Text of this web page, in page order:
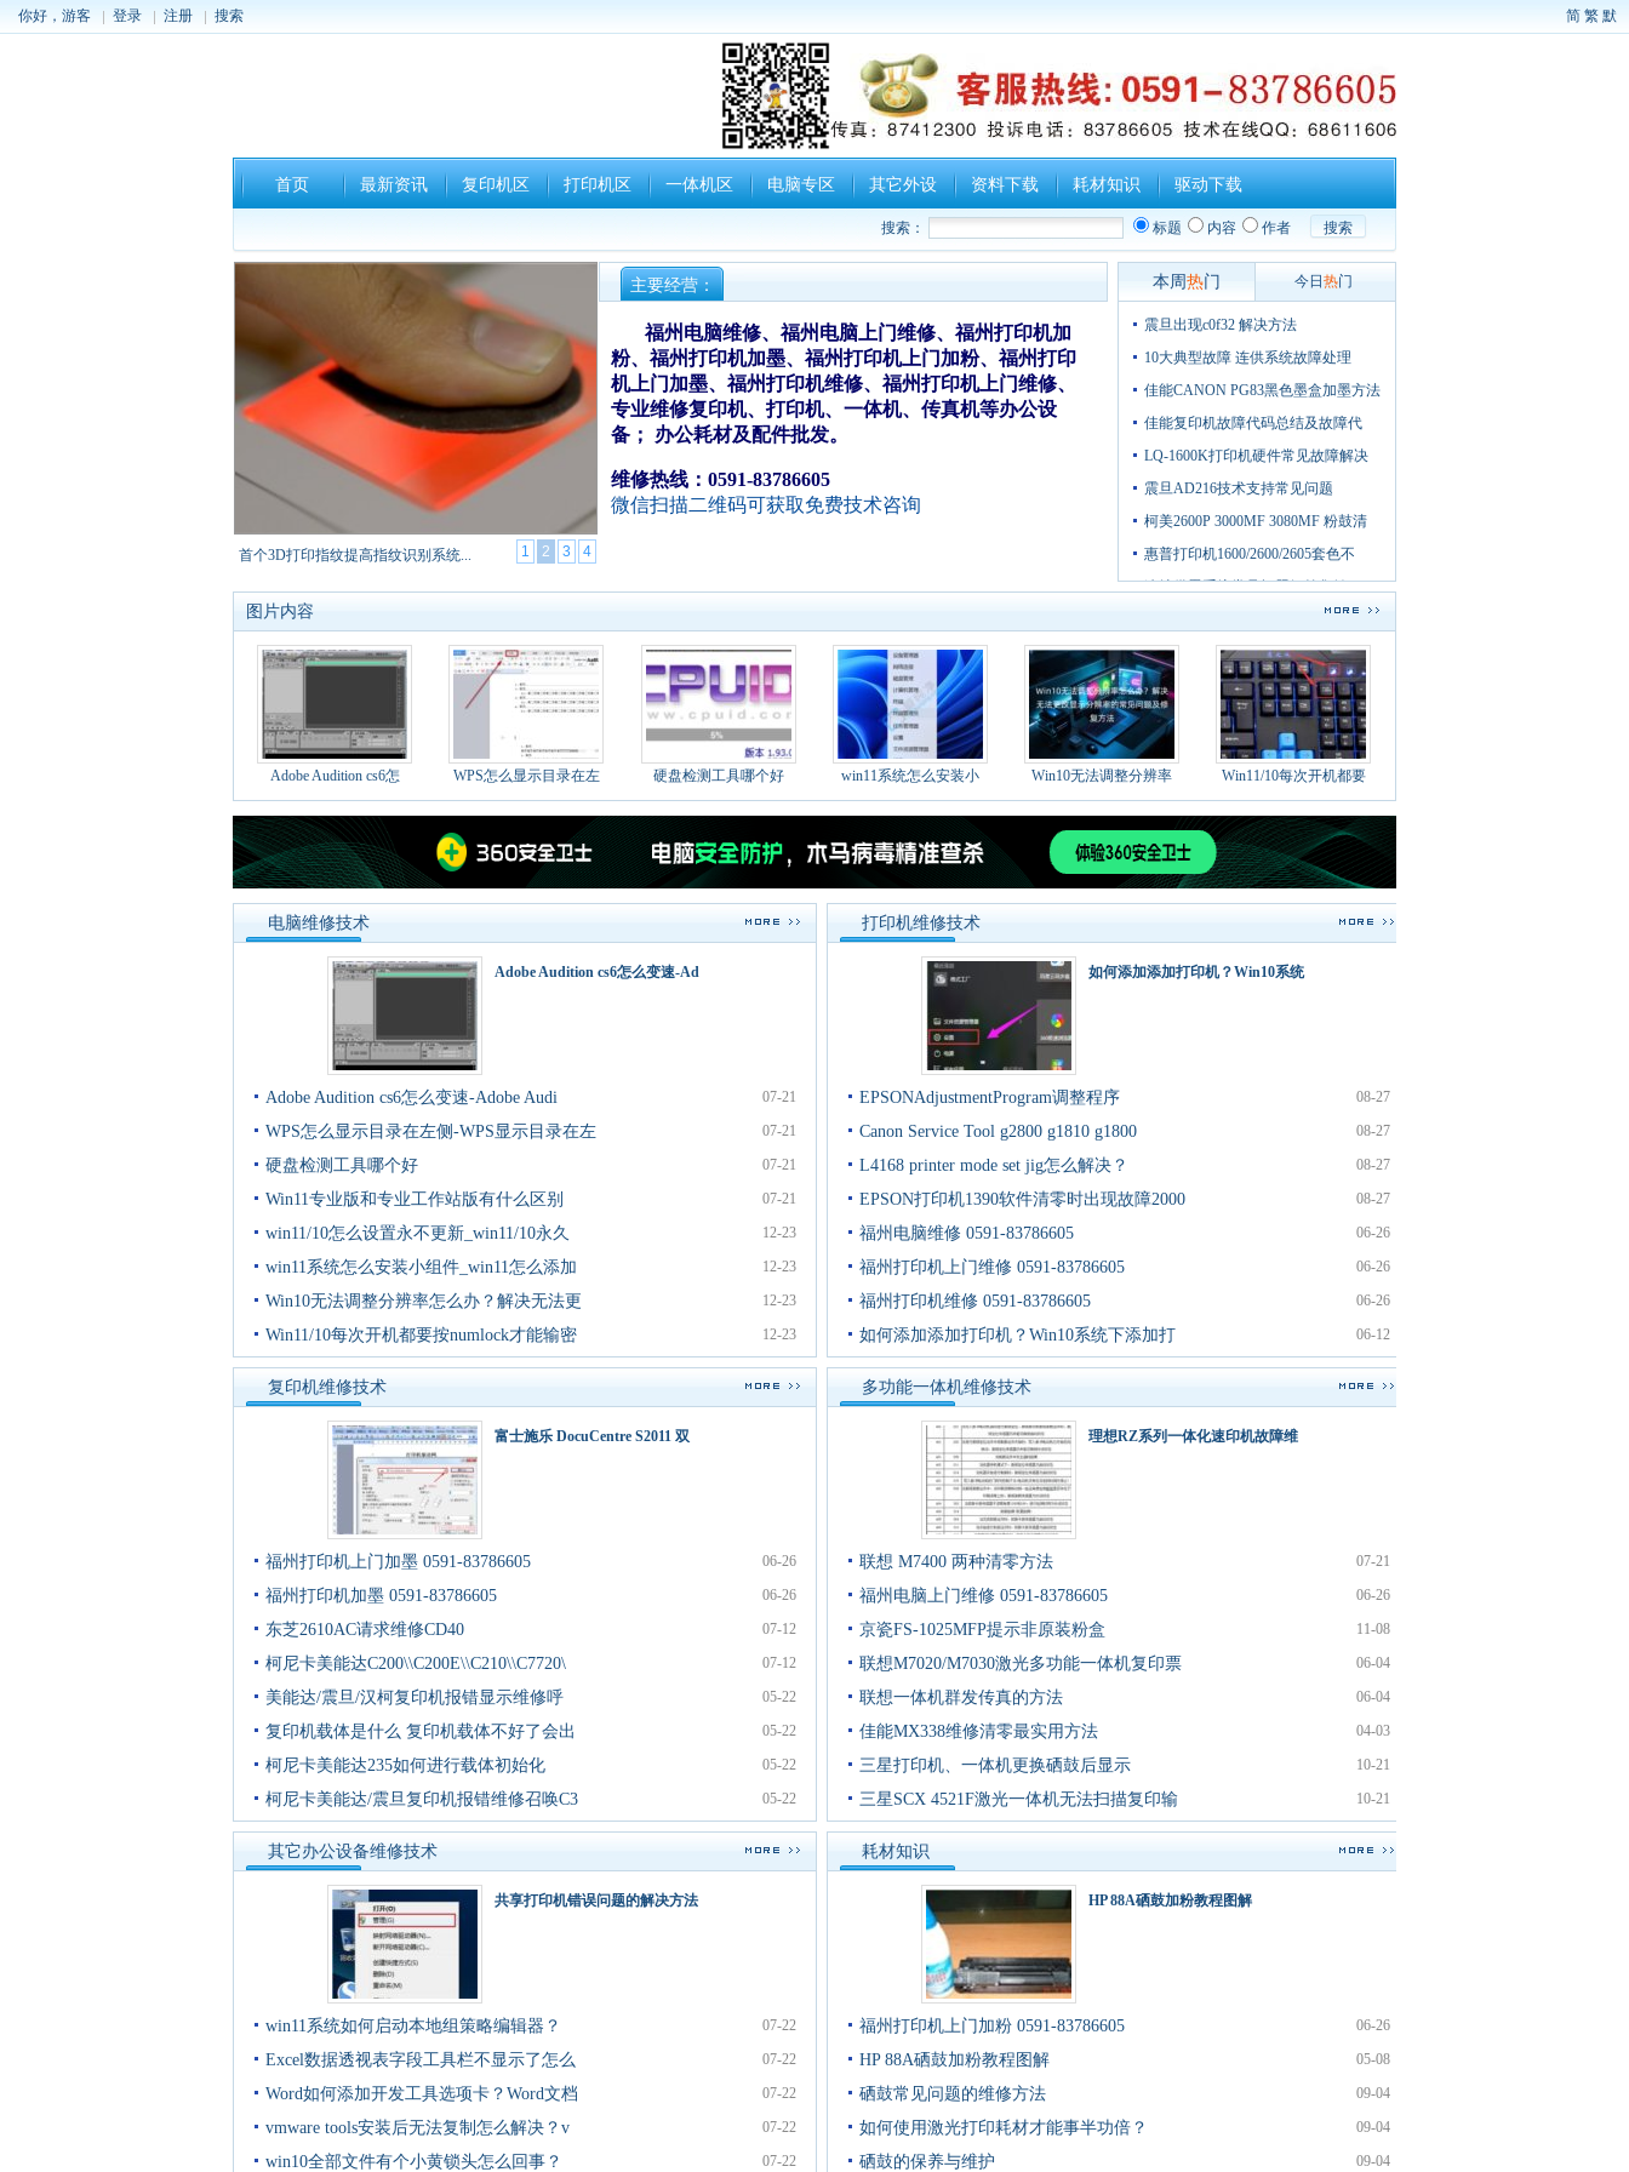
简 繁 默
你好，游客 登录 注册 搜索
首页 最新资讯 复印机区 打印机区 一体机区 电脑专区 其它外设 资料下载 耗材知识 驱动下载
搜索： 标题 内容 作者 搜索
1 2 3 4
大黄鸭将离港 市民抢购3D打印鸭仔
主要经营：
福州电脑维修、福州电脑上门维修、福州打印机加
粉、福州打印机加墨、福州打印机上门加粉、福州打印
机上门加墨、福州打印机维修、福州打印机上门维修、
专业维修复印机、打印机、一体机、传真机等办公设
备； 办公耗材及配件批发。
维修热线：0591-83786605
微信扫描二维码可获取免费技术咨询
本周 热门 今日 热门
震旦出现c0f32 解决方法
10大典型故障 连供系统故障处理
佳能CANON PG83黑色墨盒加墨方法
佳能复印机故障代码总结及故障代
LQ-1600K打印机硬件常见故障解决
震旦AD216技术支持常见问题
柯美2600P 3000MF 3080MF 粉鼓清
惠普打印机1600/2600/2605套色不
连续供墨系统常见问题解答集锦二
图片内容
Adobe Audition cs6怎 WPS怎么显示目录在左 硬盘检测工具哪个好 win11系统怎么安装小 Win10无法调整分辨率 Win11/10每次开机都要
电脑维修技术
Adobe Audition cs6怎么变速-Ad
07-21
Adobe Audition cs6怎么变速-Adobe Audi
07-21
WPS怎么显示目录在左侧-WPS显示目录在左
07-21
硬盘检测工具哪个好
07-21
Win11专业版和专业工作站版有什么区别
12-23
win11/10怎么设置永不更新_win11/10永久
12-23
win11系统怎么安装小组件_win11怎么添加
12-23
Win10无法调整分辨率怎么办？解决无法更
12-23
Win11/10每次开机都要按numlock才能输密
打印机维修技术
如何添加添加打印机？Win10系统
08-27
EPSONAdjustmentProgram调整程序
08-27
Canon Service Tool g2800 g1810 g1800
08-27
L4168 printer mode set jig怎么解决？
08-27
EPSON打印机1390软件清零时出现故障2000
06-26
福州电脑维修 0591-83786605
06-26
福州打印机上门维修 0591-83786605
06-26
福州打印机维修 0591-83786605
06-12
如何添加添加打印机？Win10系统下添加打
复印机维修技术
富士施乐 DocuCentre S2011 双
06-26
福州打印机上门加墨 0591-83786605
06-26
福州打印机加墨 0591-83786605
07-12
东芝2610AC请求维修CD40
07-12
柯尼卡美能达C200\\C200E\\C210\\C7720\
05-22
美能达/震旦/汉柯复印机报错显示维修呼
05-22
复印机载体是什么 复印机载体不好了会出
05-22
柯尼卡美能达235如何进行载体初始化
05-22
柯尼卡美能达/震旦复印机报错维修召唤C3
多功能一体机维修技术
理想RZ系列一体化速印机故障维
07-21
联想 M7400 两种清零方法
06-26
福州电脑上门维修 0591-83786605
11-08
京瓷FS-1025MFP提示非原装粉盒
06-04
联想M7020/M7030激光多功能一体机复印票
06-04
联想一体机群发传真的方法
04-03
佳能MX338维修清零最实用方法
10-21
三星打印机、一体机更换硒鼓后显示
10-21
三星SCX 4521F激光一体机无法扫描复印输
其它办公设备维修技术
共享打印机错误问题的解决方法
07-22
win11系统如何启动本地组策略编辑器？
07-22
Excel数据透视表字段工具栏不显示了怎么
07-22
Word如何添加开发工具选项卡？Word文档
07-22
vmware tools安装后无法复制怎么解决？v
07-22
win10全部文件有个小黄锁头怎么回事？
耗材知识
HP 88A硒鼓加粉教程图解
06-26
福州打印机上门加粉 0591-83786605
05-08
HP 88A硒鼓加粉教程图解
09-04
硒鼓常见问题的维修方法
09-04
如何使用激光打印耗材才能事半功倍？
09-04
硒鼓的保养与维护